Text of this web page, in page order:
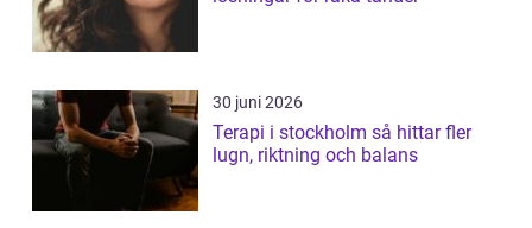
30 juni 2026
Terapi i stockholm så hittar fler
lugn, riktning och balans